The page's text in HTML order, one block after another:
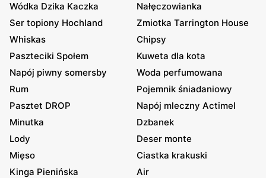
Wódka Dzika Kaczka
Nałęczowianka
Ser topiony Hochland
Zmiotka Tarrington House
Whiskas
Chipsy
Paszteciki Społem
Kuweta dla kota
Napój piwny somersby
Woda perfumowana
Rum
Pojemnik śniadaniowy
Pasztet DROP
Napój mleczny Actimel
Minutka
Dzbanek
Lody
Deser monte
Mięso
Ciastka krakuski
Kinga Pienińska
Air